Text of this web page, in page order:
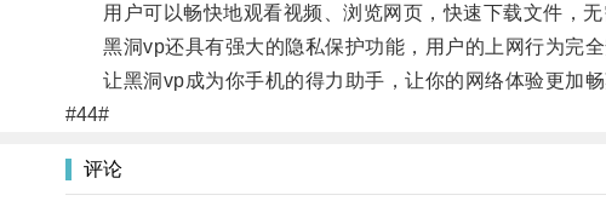
用户可以畅快地观看视频、浏览网页，快速下载文件，无
黑洞vp还具有强大的隐私保护功能，用户的上网行为完全
让黑洞vp成为你手机的得力助手，让你的网络体验更加畅
#44#
评论